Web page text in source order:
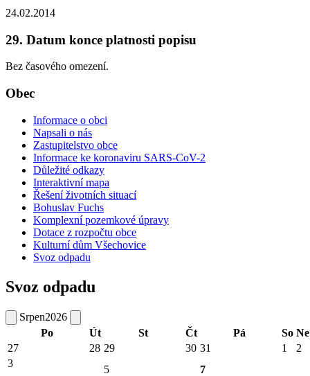
24.02.2014
29. Datum konce platnosti popisu
Bez časového omezení.
Obec
Informace o obci
Napsali o nás
Zastupitelstvo obce
Informace ke koronaviru SARS-CoV-2
Důležité odkazy
Interaktivní mapa
Řešení životních situací
Bohuslav Fuchs
Komplexní pozemkové úpravy
Dotace z rozpočtu obce
Kulturní dům Všechovice
Svoz odpadu
Svoz odpadu
Srpen2026
Po
Út St Čt Pá So Ne
27
28 29 30 31 1
2
3
5
7